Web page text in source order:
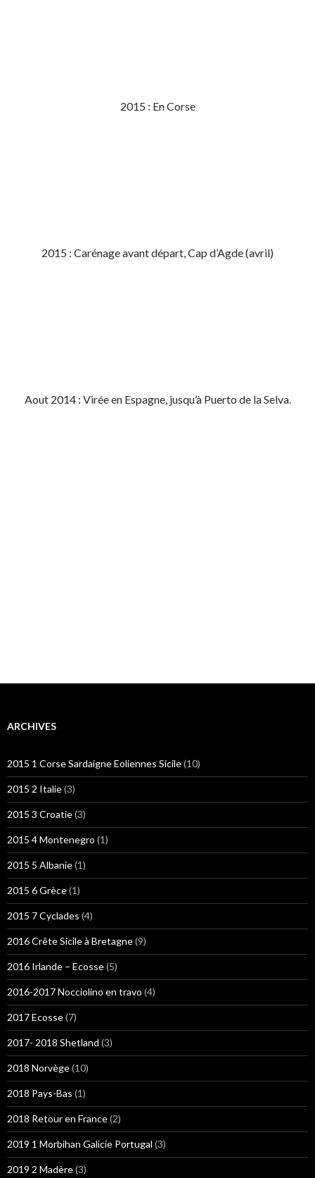
2015 : En Corse
2015 : Carénage avant départ, Cap d’Agde (avril)
Aout 2014 : Virée en Espagne, jusqu’à Puerto de la Selva.
ARCHIVES
2015 1 Corse Sardaigne Eoliennes Sicile(10)
2015 2 Italie(3)
2015 3 Croatie(3)
2015 4 Montenegro (1)
2015 5 Albanie(1)
2015 6 Grèce(1)
2015 7 Cyclades (4)
2016 Crête Sicile à Bretagne(9)
2016 Irlande – Ecosse(5)
2016-2017 Nocciolino en travo (4)
2017 Ecosse(7)
2017- 2018 Shetland (3)
2018 Norvège(10)
2018 Pays-Bas (1)
2018 Retour en France(2)
2019 1 Morbihan Galicie Portugal (3)
2019 2 Madère(3)